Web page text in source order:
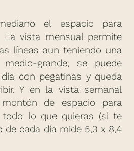
el espacio para
La vista mensual permite
líneas aun teniendo una
grande, se puede
con pegatinas y queda
Y en la vista semanal
de espacio para
todo lo que quieras (si te
de cada día mide 5,3 x 8,4